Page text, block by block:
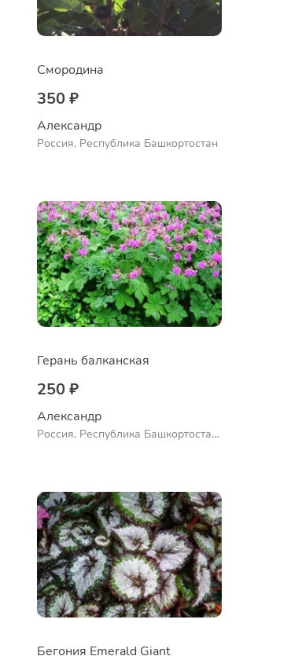
Смородина
350 ₽
Александр
Россия, Республика Башкортостан
Герань балканская
250 ₽
Александр
Россия, Республика Башкортостан,
Бегония Emerald Giant